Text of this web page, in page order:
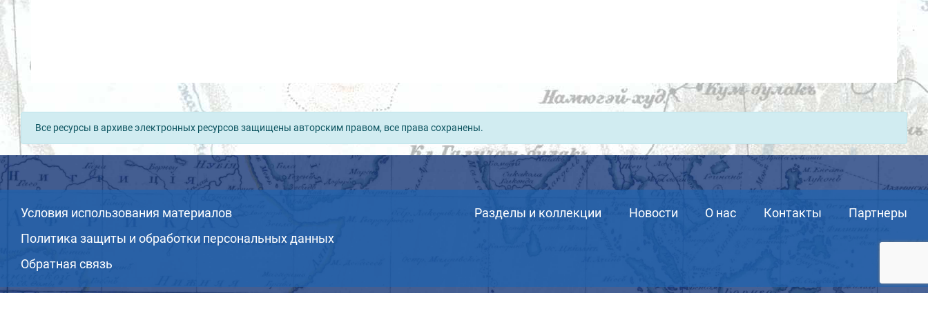
Все ресурсы в архиве электронных ресурсов защищены авторским правом, все права сохранены.
Условия использования материалов
Политика защиты и обработки персональных данных
Обратная связь
Разделы и коллекции Новости О нас Контакты Партнеры